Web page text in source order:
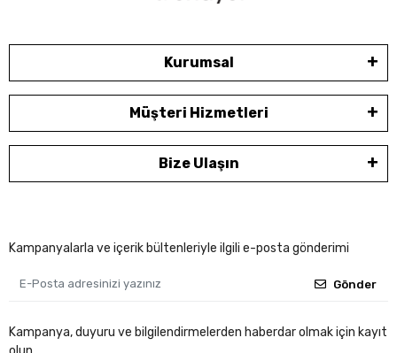
Kurumsal
Müşteri Hizmetleri
Bize Ulaşın
Kampanyalarla ve içerik bültenleriyle ilgili e-posta gönderimi
Gönder
Kampanya, duyuru ve bilgilendirmelerden haberdar olmak için kayıt